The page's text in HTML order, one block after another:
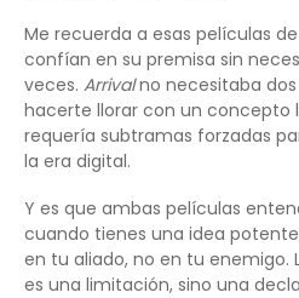
Me recuerda a esas películas
confían en su premisa sin
veces. Arrivalno necesitaba
hacerte llorar con un concepto
requería subtramas forzadas
la era digital.
Y es que ambas películas
cuando tienes una idea
en tu aliado, no en tu enemigo.
es una limitación, sino una